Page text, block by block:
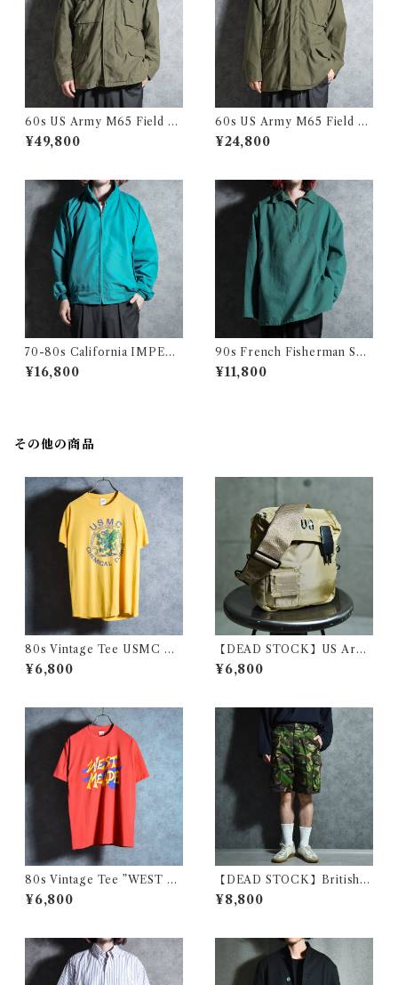
60s US Army M65 Field Ja
cket 1st model アメリカ軍 M
65 フィールド ジャケット
¥49,800
60s US Army M65 Field Ja
cket 2nd model アメリカ軍
M65 フィールド ジャケット 1
¥24,800
70-80s California IMPERI
AL Harrington jacket Made
in USA Swing Top Turquoi
¥16,800
90s French Fisherman Sm
ock Shirts Green フレンチ
フィッシャーマン スモック グ
¥11,800
その他の商品
80s Vintage Tee USMC C
HEMICAL CORPS ヴィンテ
ージ Tシャツ マリンコープ 化
¥6,800
【DEAD STOCK】US Arm
y Mini Shoulder Bag アメリ
カ軍 ミニショルダーバッグ
¥6,800
80s Vintage Tee ”WEST M
EADE" ヴィンテージ Tシャツ
101
¥6,800
【DEAD STOCK】British A
rmy Camouflage Short Pan
ts イギリス軍 カモフラ ショー
¥8,800